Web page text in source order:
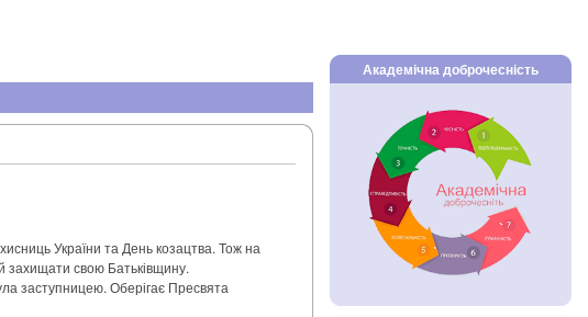
України та День козацтва. Тож на
захищати свою Батьківщину.
заступницею. Оберігає Пресвята
Академічна доброчесність